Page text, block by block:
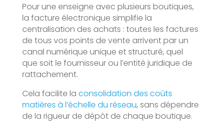
Pour une enseigne avec plusieurs boutiques,
la facture électronique simplifie la
centralisation des achats : toutes les factures
de tous vos points de vente arrivent par un
canal numérique unique et structuré, quel
que soit le fournisseur ou l’entité juridique de
rattachement.
Cela facilite la consolidation des coûts
matières à l’échelle du réseau, sans dépendre
de la rigueur de dépôt de chaque boutique.